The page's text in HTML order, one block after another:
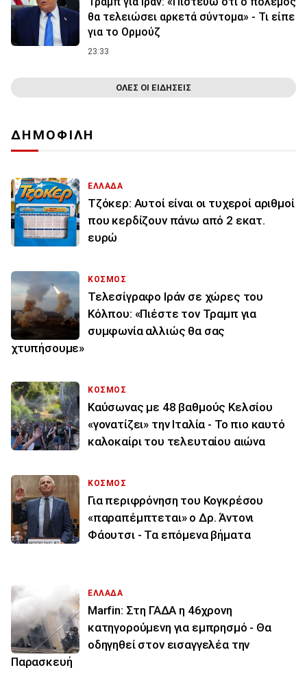
θα τελειώσει αρκετά σύντομα» - Τι είπε
για το Ορμούζ
23:33
ΟΛΕΣ ΟΙ ΕΙΔΗΣΕΙΣ
ΔΗΜΟΦΙΛΗ
ΕΛΛΑΔΑ
Τζόκερ: Αυτοί είναι οι τυχεροί αριθμοί
που κερδίζουν πάνω από 2 εκατ.
ευρώ
ΚΟΣΜΟΣ
Τελεσίγραφο Ιράν σε χώρες του
Κόλπου: «Πιέστε τον Τραμπ για
συμφωνία αλλιώς θα σας
χτυπήσουμε»
ΚΟΣΜΟΣ
Καύσωνας με 48 βαθμούς Κελσίου
«γονατίζει» την Ιταλία - Το πιο καυτό
καλοκαίρι του τελευταίου αιώνα
ΚΟΣΜΟΣ
Για περιφρόνηση του Κογκρέσου
«παραπέμπτεται» ο Δρ. Άντονι
Φάουτσι - Τα επόμενα βήματα
ΕΛΛΑΔΑ
Marfin: Στη ΓΑΔΑ η 46χρονη
κατηγορούμενη για εμπρησμό - Θα
οδηγηθεί στον εισαγγελέα την
Παρασκευή